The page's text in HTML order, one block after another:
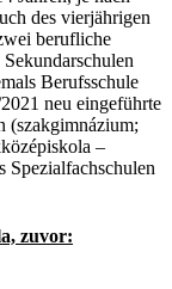
des vierjährigen
berufliche
Berufsschule
neu eingeführte
(szakgimnázium;
–
Spezialfachschulen
zuvor: